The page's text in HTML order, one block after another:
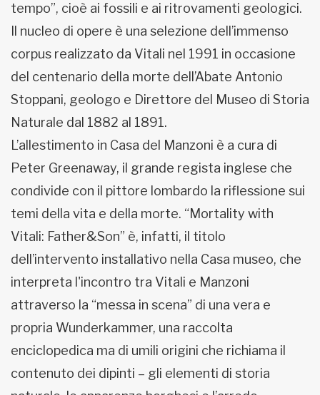
tempo”, cioè ai fossili e ai ritrovamenti geologici.
Il nucleo di opere è una selezione dell’immenso
corpus realizzato da Vitali nel 1991 in occasione
del centenario della morte dell’Abate Antonio
Stoppani, geologo e Direttore del Museo di Storia
Naturale dal 1882 al 1891.
L’allestimento in Casa del Manzoni è a cura di
Peter Greenaway, il grande regista inglese che
condivide con il pittore lombardo la riflessione sui
temi della vita e della morte. “Mortality with
Vitali: Father&Son” è, infatti, il titolo
dell’intervento installativo nella Casa museo, che
interpreta l'incontro tra Vitali e Manzoni
attraverso la “messa in scena” di una vera e
propria Wunderkammer, una raccolta
enciclopedica ma di umili origini che richiama il
contenuto dei dipinti – gli elementi di storia